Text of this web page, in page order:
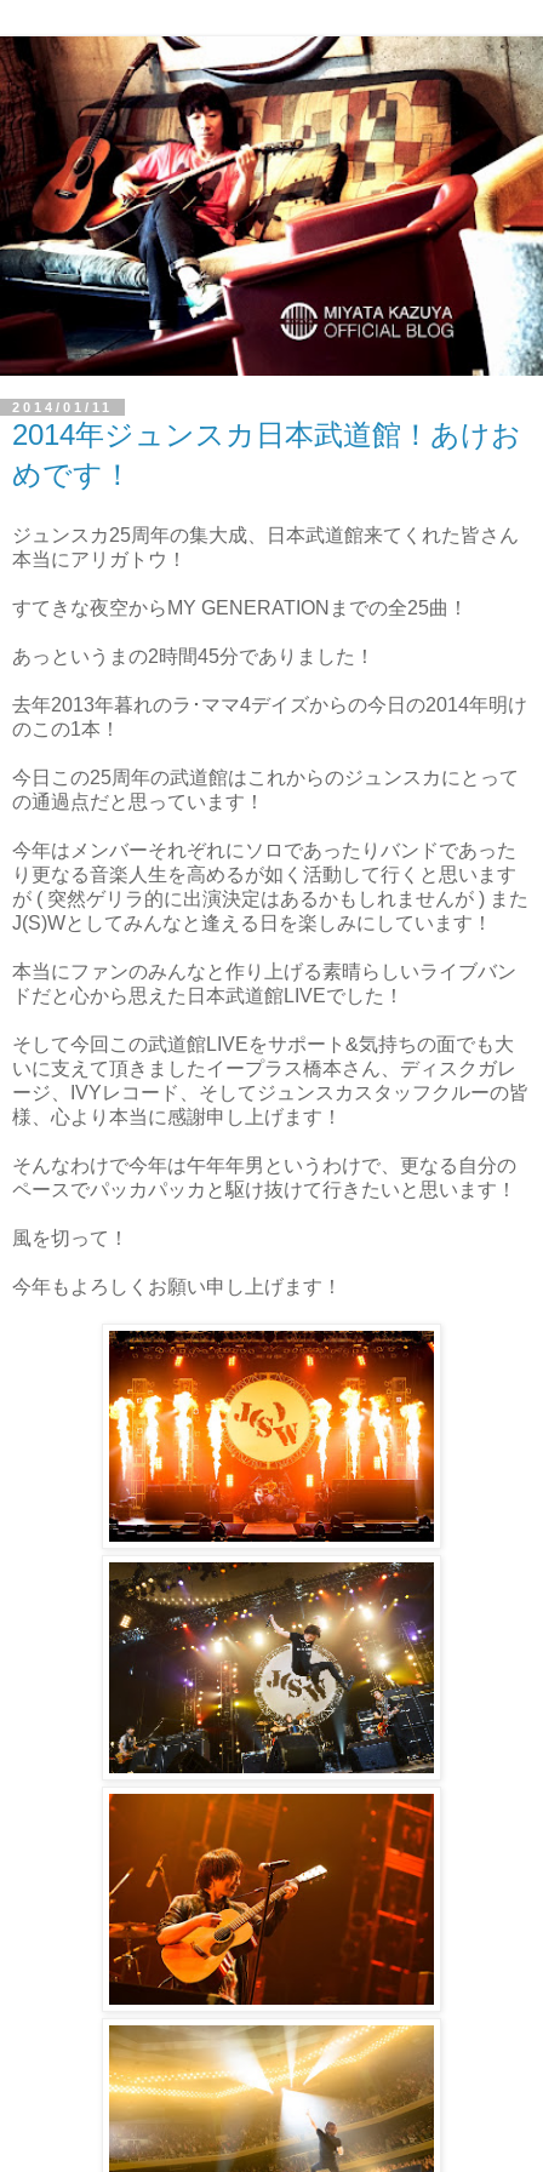
2014/01/11
2014年ジュンスカ日本武道館！あけお
めです！
ジュンスカ25周年の集大成、日本武道館来てくれた皆さん
本当にアリガトウ！
すてきな夜空からMY GENERATIONまでの全25曲！
あっというまの2時間45分でありました！
去年2013年暮れのラ･ママ4デイズからの今日の2014年明け
のこの1本！
今日この25周年の武道館はこれからのジュンスカにとって
の通過点だと思っています！
今年はメンバーそれぞれにソロであったりバンドであった
り更なる音楽人生を高めるが如く活動して行くと思います
が ( 突然ゲリラ的に出演決定はあるかもしれませんが ) また
J(S)Wとしてみんなと逢える日を楽しみにしています！
本当にファンのみんなと作り上げる素晴らしいライブバン
ドだと心から思えた日本武道館LIVEでした！
そして今回この武道館LIVEをサポート&気持ちの面でも大
いに支えて頂きましたイープラス橋本さん、ディスクガレ
ージ、IVYレコード、そしてジュンスカスタッフクルーの皆
様、心より本当に感謝申し上げます！
そんなわけで今年は午年年男というわけで、更なる自分の
ペースでパッカパッカと駆け抜けて行きたいと思います！
風を切って！
今年もよろしくお願い申し上げます！